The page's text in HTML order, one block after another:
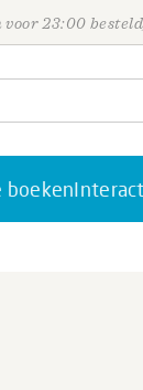
voor 23:00
boeken